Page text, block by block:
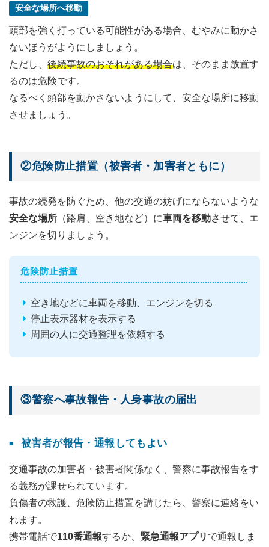
安全な場所へ移動
頭部を強く打っている可能性がある場合、むやみに動かさ
ないほうがようにしましょう。
ただし、 後続事故のおそれがある場合は、そのまま放置す
るのは危険です。
なるべく頭部を動かさないようにして、安全な場所に移動
させましょう。
②危険防止措置（被害者・加害者ともに）
事故の続発を防ぐため、他の交通の妨げにならないような
安全な場所 （路肩、空き地など）に車両を移動させて、エ
ンジンを切りましょう。
危険防止措置
空き地などに車両を移動、エンジンを切る
停止表示器材を表示する
周囲の人に交通整理を依頼する
③警察へ事故報告・人身事故の届出
被害者が報告・通報してもよい
交通事故の加害者・被害者関係なく、警察に事故報告をす
る義務が課せられています。
負傷者の救護、危険防止措置を講じたら、警察に連絡をい
れます。
携帯電話で110番通報するか、 緊急通報アプリ で通報しま